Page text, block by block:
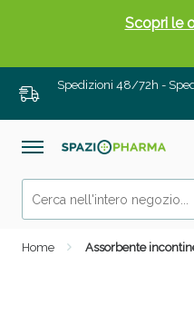
Spedizioni 48/72h -
Home Assorbente
Scopri le